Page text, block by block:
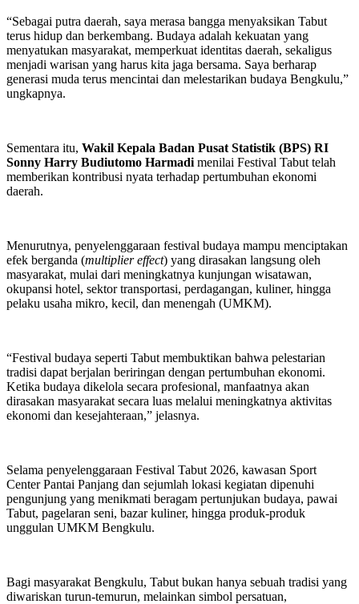
“Sebagai putra daerah, saya merasa bangga menyaksikan Tabut
terus hidup dan berkembang. Budaya adalah kekuatan yang
menyatukan masyarakat, memperkuat identitas daerah, sekaligus
menjadi warisan yang harus kita jaga bersama. Saya berharap
generasi muda terus mencintai dan melestarikan budaya Bengkulu,”
ungkapnya.
Sementara itu, Wakil Kepala Badan Pusat Statistik (BPS) RI
Sonny Harry Budiutomo Harmadimenilai Festival Tabut telah
memberikan kontribusi nyata terhadap pertumbuhan ekonomi
daerah.
Menurutnya, penyelenggaraan festival budaya mampu menciptakan
efek berganda (multiplier effect) yang dirasakan langsung oleh
masyarakat, mulai dari meningkatnya kunjungan wisatawan,
okupansi hotel, sektor transportasi, perdagangan, kuliner, hingga
pelaku usaha mikro, kecil, dan menengah (UMKM).
“Festival budaya seperti Tabut membuktikan bahwa pelestarian
tradisi dapat berjalan beriringan dengan pertumbuhan ekonomi.
Ketika budaya dikelola secara profesional, manfaatnya akan
dirasakan masyarakat secara luas melalui meningkatnya aktivitas
ekonomi dan kesejahteraan,” jelasnya.
Selama penyelenggaraan Festival Tabut 2026, kawasan Sport
Center Pantai Panjang dan sejumlah lokasi kegiatan dipenuhi
pengunjung yang menikmati beragam pertunjukan budaya, pawai
Tabut, pagelaran seni, bazar kuliner, hingga produk-produk
unggulan UMKM Bengkulu.
Bagi masyarakat Bengkulu, Tabut bukan hanya sebuah tradisi yang
diwariskan turun-temurun, melainkan simbol persatuan,